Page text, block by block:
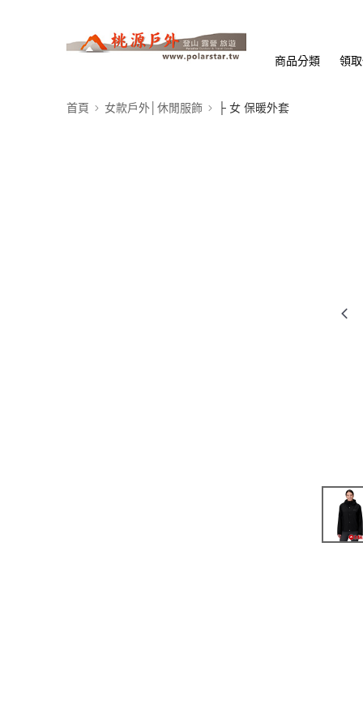
商品分類 領
首頁 女款戶外│休閒服飾 ├ 女 保暖外套